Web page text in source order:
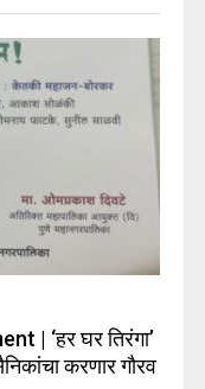
| ‘हर घर तिरंगा‌’
करणार गौरव